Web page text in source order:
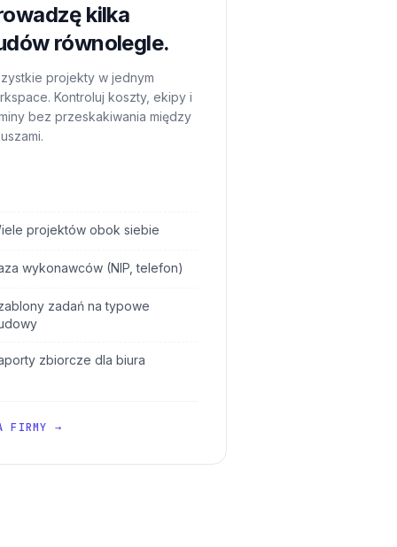
kilka
równolegle.
projekty w jednym
Kontroluj koszty, ekipy i
bez przeskakiwania między
projektów obok siebie
wykonawców (NIP, telefon)
zadań na typowe
zbiorcze dla biura
FIRMY →